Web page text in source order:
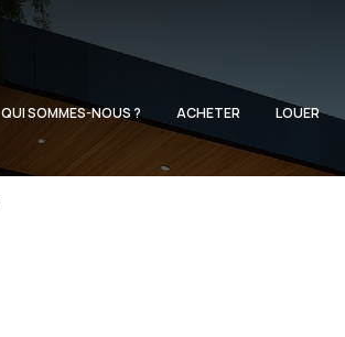
QUI SOMMES-NOUS ? ACHETER LOUER